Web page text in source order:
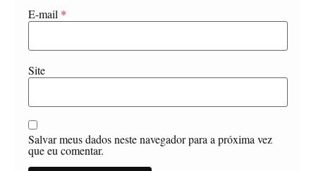
E-mail *
Site
Salvar meus dados neste navegador para a próxima vez
que eu comentar.